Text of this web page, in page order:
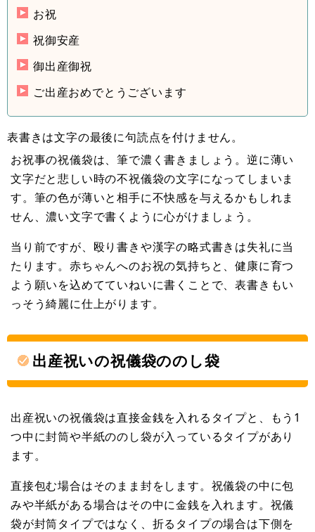
お祝
祝御安産
御出産御祝
ご出産おめでとうございます
表書きは文字の最後に句読点を付けません。
お祝事の祝儀袋は、筆で濃く書きましょう。逆に薄い
文字だと悲しい時の不祝儀袋の文字になってしまいま
す。筆の色が薄いと相手に不快感を与えるかもしれま
せん、濃い文字で書くように心がけましょう。
当り前ですが、殴り書きや漢字の略式書きは失礼に当
たります。赤ちゃんへのお祝の気持ちと、健康に育つ
よう願いを込めてていねいに書くことで、表書きもい
っそう綺麗に仕上がります。
出産祝いの祝儀袋ののし袋
出産祝いの祝儀袋は直接金銭を入れるタイプと、もう1
つ中に封筒や半紙ののし袋が入っているタイプがあり
ます。
直接包む場合はそのまま封をします。祝儀袋の中に包
みや半紙がある場合はその中に金銭を入れます。祝儀
袋が封筒タイプではなく、折るタイプの場合は下側を